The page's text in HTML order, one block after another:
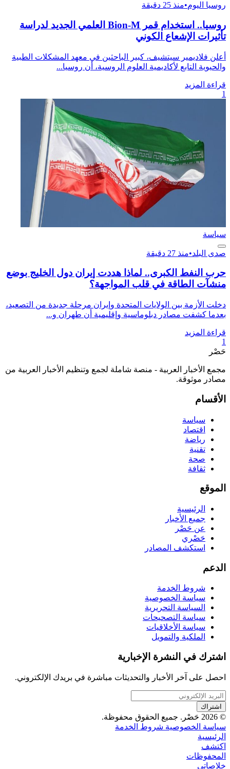
روسيا اليوم•منذ 25 دقيقة
روسيا.. استخدام قمر Bion-M العلمي الجديد لدراسة
تأثيرات الإشعاع الكوني
أعلن فلاديمير سيتشيف، كبير الباحثين في معهد المشكلات الطبية
والحيوية التابع لأكاديمية العلوم الروسية، أن روسيا...
قراءة المزيد
1
سياسة
صدى البلد•منذ 27 دقيقة
حرب النفط الكبرى.. لماذا هددت إيران دول الخليج بوضع
منشآت الطاقة في قلب المواجهة؟
دخلت الأزمة بين الولايات المتحدة وإيران مرحلة جديدة من التصعيد،
بعدما كشفت مصادر دبلوماسية وإقليمية أن طهران و...
قراءة المزيد
1
حَصْر
مجمع الأخبار العربية - منصة شاملة لجمع وتنظيم الأخبار العربية من
مصادر موثوقة.
الأقسام
سياسة
اقتصاد
رياضة
تقنية
صحة
ثقافة
الموقع
الرئيسية
جميع الأخبار
عن حَصْر
حَصْري
استكشف المصادر
الدعم
شروط الخدمة
سياسة الخصوصية
السياسة التحريرية
سياسة التصحيحات
سياسة الأخلاقيات
الملكية والتمويل
اشترك في النشرة الإخبارية
احصل على آخر الأخبار والتحديثات مباشرة في بريدك الإلكتروني.
اشتراك
© 2026 حَصْر. جميع الحقوق محفوظة.
سياسة الخصوصية شروط الخدمة
الرئيسية
اكتشف
المحفوظات
خلاصاتي